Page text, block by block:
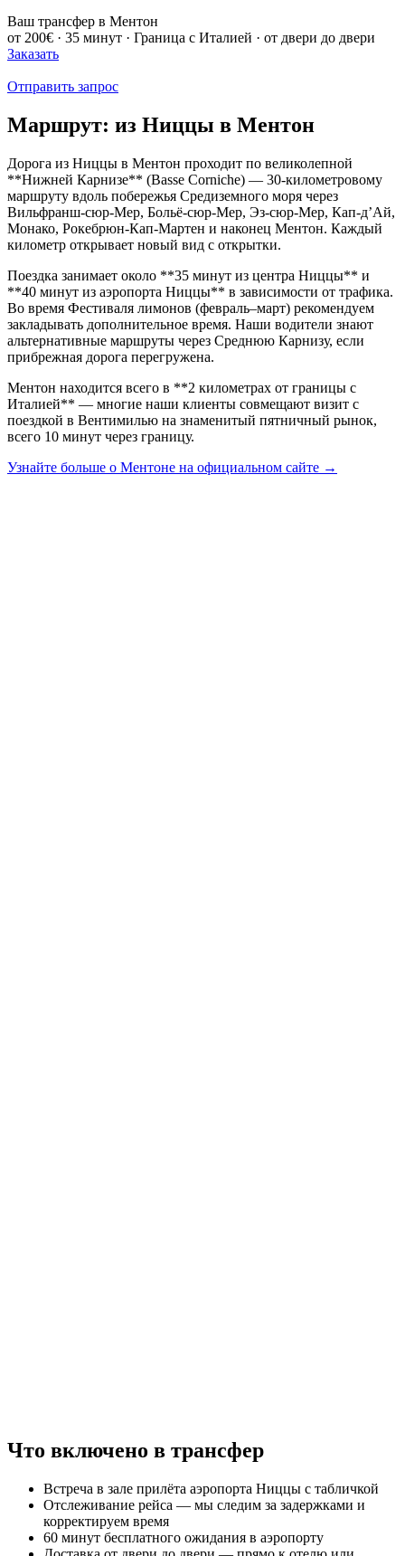
Ваш трансфер в Ментон
от 200€ · 35 минут · Граница с Италией · от двери до двери
Заказать
Отправить запрос
Маршрут: из Ниццы в Ментон
Дорога из Ниццы в Ментон проходит по великолепной
**Нижней Карнизе** (Basse Corniche) — 30-километровому
маршруту вдоль побережья Средиземного моря через
Вильфранш-сюр-Мер, Больё-сюр-Мер, Эз-сюр-Мер, Кап-д’Ай,
Монако, Рокебрюн-Кап-Мартен и наконец Ментон. Каждый
километр открывает новый вид с открытки.
Поездка занимает около **35 минут из центра Ниццы** и
**40 минут из аэропорта Ниццы** в зависимости от трафика.
Во время Фестиваля лимонов (февраль–март) рекомендуем
закладывать дополнительное время. Наши водители знают
альтернативные маршруты через Среднюю Карнизу, если
прибрежная дорога перегружена.
Ментон находится всего в **2 километрах от границы с
Италией** — многие наши клиенты совмещают визит с
поездкой в Вентимилью на знаменитый пятничный рынок,
всего 10 минут через границу.
Узнайте больше о Ментоне на официальном сайте →
Что включено в трансфер
Встреча в зале прилёта аэропорта Ниццы с табличкой
Отслеживание рейса — мы следим за задержками и
корректируем время
60 минут бесплатного ожидания в аэропорту